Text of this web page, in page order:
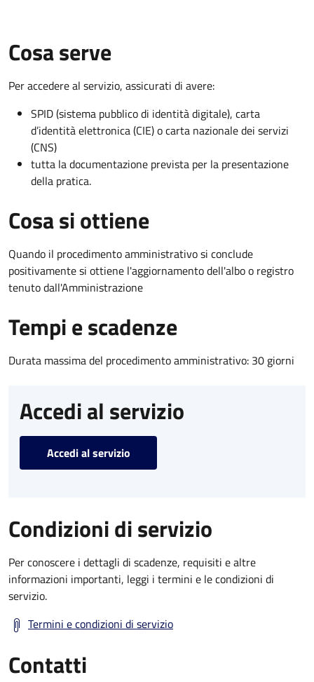
Cosa serve
Per accedere al servizio, assicurati di avere:
SPID (sistema pubblico di identità digitale), carta
d’identità elettronica (CIE) o carta nazionale dei servizi
(CNS)
tutta la documentazione prevista per la presentazione
della pratica.
Cosa si ottiene
Quando il procedimento amministrativo si conclude
positivamente si ottiene l'aggiornamento dell'albo o registro
tenuto dall'Amministrazione
Tempi e scadenze
Durata massima del procedimento amministrativo: 30 giorni
Accedi al servizio
Accedi al servizio
Condizioni di servizio
Per conoscere i dettagli di scadenze, requisiti e altre
informazioni importanti, leggi i termini e le condizioni di
servizio.
Termini e condizioni di servizio
Contatti